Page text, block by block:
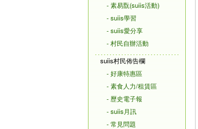
- 素易翫(suiis活動)
- suiis學習
- suiis愛分享
- 村民自辦活動
suiis村民佈告欄
- 好康特惠區
- 素食人力/租賃區
- 歷史電子報
- suiis月訊
- 常見問題